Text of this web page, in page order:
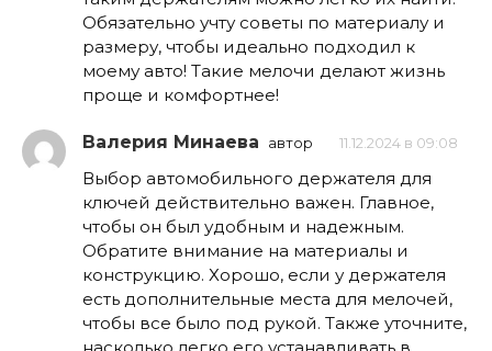
Обязательно учту советы по материалу и
размеру, чтобы идеально подходил к
моему авто! Такие мелочи делают жизнь
проще и комфортнее!
Валерия Минаева автор 11.12.2024 в 09:08
Выбор автомобильного держателя для
ключей действительно важен. Главное,
чтобы он был удобным и надежным.
Обратите внимание на материалы и
конструкцию. Хорошо, если у держателя
есть дополнительные места для мелочей,
чтобы все было под рукой. Также уточните,
насколько легко его устанавливать в